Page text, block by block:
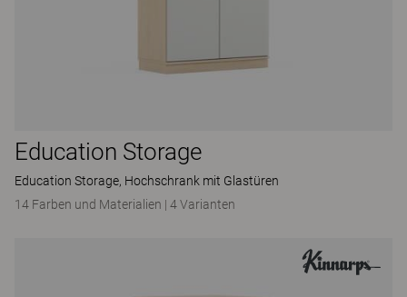
Education Storage
Education Storage, Hochschrank mit Glastüren
14 Farben und Materialien | 4 Varianten